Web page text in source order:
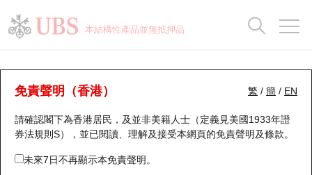
本結構性產品並無抵押品
繁 / 簡 / EN
免責聲明（香港）
請確認閣下為香港居民，及並非美籍人士（定義見美國1933年證
券法規則S），並已閱讀、理解及接受本網頁的免責聲明及條款。
未來7日不再顯示本免責聲明。
牛熊證分析儀
表現 街貨統計 比較
59781 瑞銀牛證 0883 中國海洋石油
瑞銀認股證一覽
新發行瑞銀認股證
即將到期認股證
街貨統計
比較
牛熊全景快搜
牛熊證搜尋
牛熊證街貨分佈圖
街貨統計
比較
十大升幅/跌幅
十大認股證成交分佈
十天股證佔大市成交
正股分析儀
二十大活躍股份
恒指成份股
持股比重
顯示所有持股比重
每月輪證大市專題
輪證專欄
講座及教育短片